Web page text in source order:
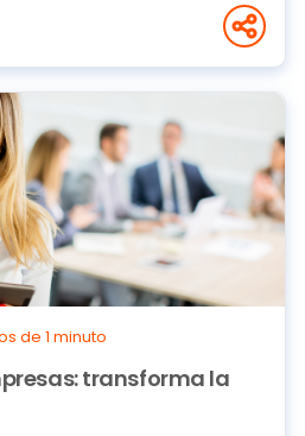
de 1 minuto
transforma la